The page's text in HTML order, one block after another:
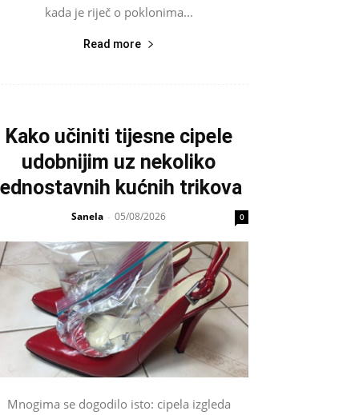
kada je riječ o poklonima...
Read more
Kako učiniti tijesne cipele
udobnijim uz nekoliko
kućnih trikova
Sanela - 05/08/2026 0
Mnogima se dogodilo isto: cipela izgleda